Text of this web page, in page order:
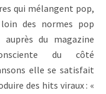
qui mélangent pop,
des normes pop
du magazine
du côté
elle se satisfait
des hits viraux : «